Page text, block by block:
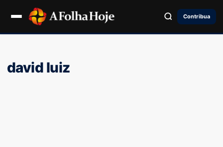
Contribua
david luiz